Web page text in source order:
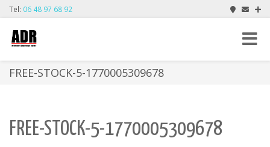
Tel: 06 48 97 68 92
Toggle
FREE-STOCK-5-1770005309678
FREE-STOCK-5-1770005309678